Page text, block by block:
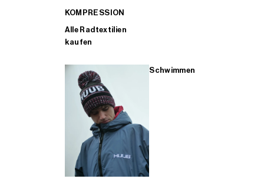
KOMPRESSION
Alle Radtextilien
kaufen
Schwimmen